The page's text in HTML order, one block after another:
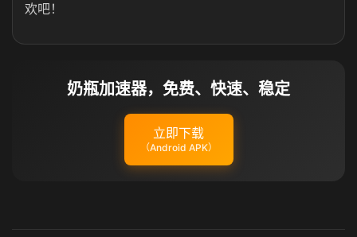
欢吧！
奶瓶加速器，免费、快速、稳定
立即下载
（Android APK）